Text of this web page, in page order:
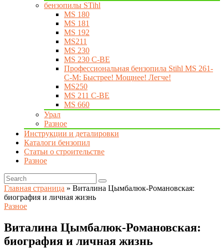
бензопилы STihl
MS 180
MS 181
MS 192
MS211
MS 230
MS 230 C-BE
Профессиональная бензопила Stihl MS 261-
C-M: Быстрее! Мощнее! Легче!
MS250
MS 211 C-BE
MS 660
Урал
Разное
Инструкции и деталировки
Каталоги бензопил
Статьи о строительстве
Разное
Главная страница » Виталина Цымбалюк-Романовская:
биография и личная жизнь
Разное
Виталина Цымбалюк-Романовская:
биография и личная жизнь